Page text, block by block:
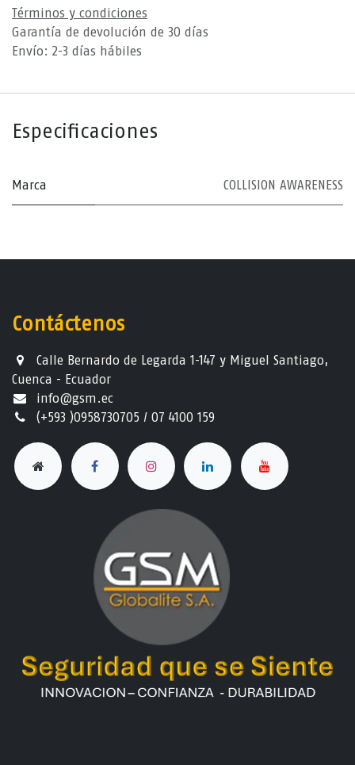
Términos y condiciones
Garantía de devolución de 30 días
Envío: 2-3 días hábiles
Especificaciones
Marca COLLISION AWARENESS
Contáctenos
Calle Bernardo de Legarda 1-147 y Miguel Santiago,
Cuenca - Ecuador
info@gsm.ec​
(+593 )0958730705 / 07 4100 159